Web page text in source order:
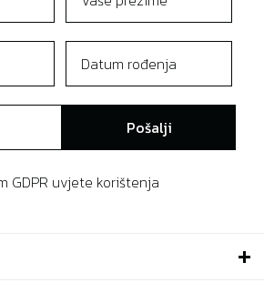
Pošalji
GDPR uvjete korištenja